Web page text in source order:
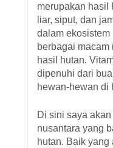
merupakan hasil
liar, siput, dan
dalam
berbagai
hasil hutan.
dipenuhi dari
hewan-hewan di
Di sini saya
nusantara yang
hutan. Baik